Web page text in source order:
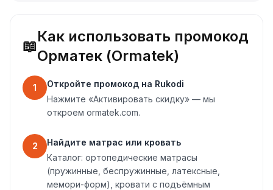
📖
Как использовать промокод
Орматек (Ormatek)
1
Откройте промокод на Rukodi
Нажмите «Активировать скидку» — мы
откроем ormatek.com.
2
Найдите матрас или кровать
Каталог: ортопедические матрасы
(пружинные, беспружинные, латексные,
мемори-форм), кровати с подъёмным